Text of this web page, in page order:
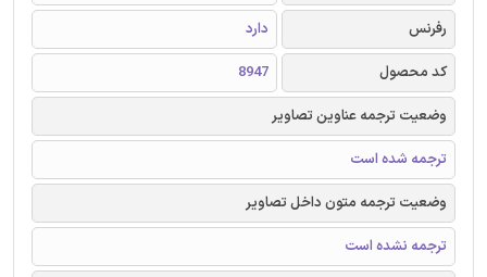
رفرنس
دارد
کد محصول
8947
وضعیت ترجمه عناوین تصاویر
ترجمه شده است
وضعیت ترجمه متون داخل تصاویر
ترجمه نشده است